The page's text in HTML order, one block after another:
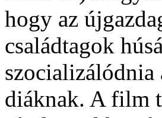
hogy az
családtagok
diáknak. A film